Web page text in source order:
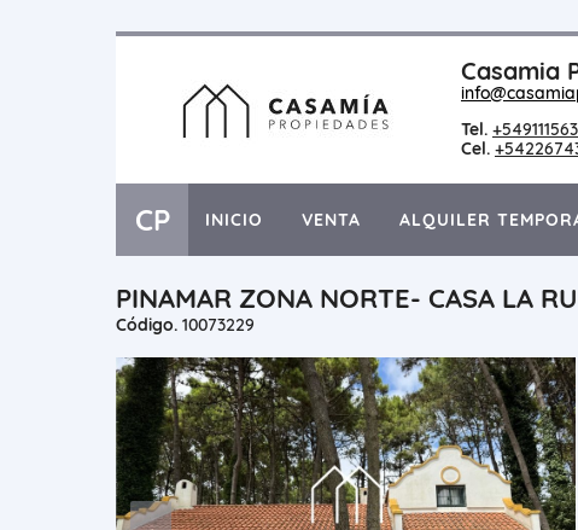
Casamia
Tel.
Cel.
CP INICIO VENTA ALQUILER
PINAMAR ZONA NORTE- CASA LA
Código. 10073229